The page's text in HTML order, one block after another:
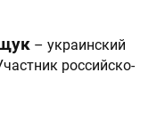
– украинский
российско-